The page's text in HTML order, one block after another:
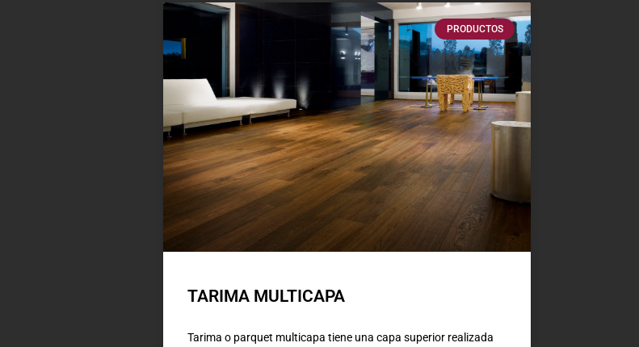
PRODUCTOS
TARIMA MULTICAPA
Tarima o parquet multicapa tiene una capa superior realizada